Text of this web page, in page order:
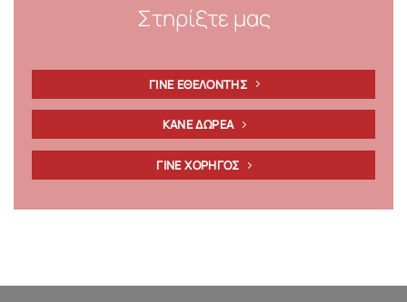
Στηρίξτε μας
ΓΙΝΕ ΕΘΕΛΟΝΤΗΣ
ΚΑΝΕ ΔΩΡΕΑ
ΓΙΝΕ ΧΟΡΗΓΟΣ